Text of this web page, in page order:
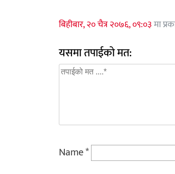
बिहीबार, २० चैत्र २०७६, ०९:०३मा
यसमा तपाईको मत:
Name*